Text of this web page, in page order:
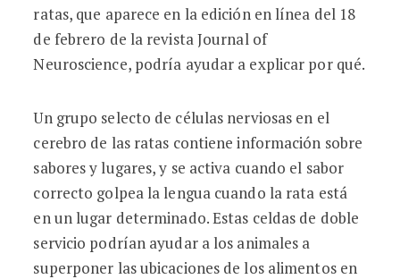
ratas, que aparece en la edición en línea del 18
de febrero de la revista Journal of
Neuroscience, podría ayudar a explicar por qué.
Un grupo selecto de células nerviosas en el
cerebro de las ratas contiene información sobre
sabores y lugares, y se activa cuando el sabor
correcto golpea la lengua cuando la rata está
en un lugar determinado. Estas celdas de doble
servicio podrían ayudar a los animales a
superponer las ubicaciones de los alimentos en